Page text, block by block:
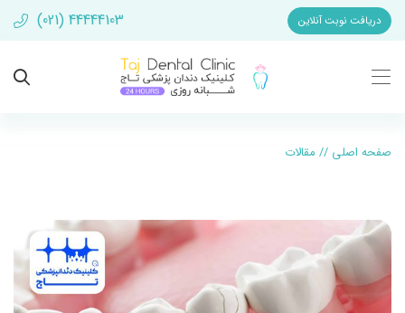
دریافت نوبت آنلاین (021) 44444103
صفحه اصلی // مقالات